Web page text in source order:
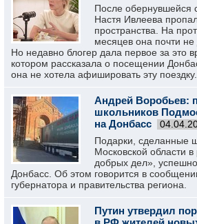
После обернувшейся
Настя Ивлеева
пространства. На
месяцев она почти не
Но недавно блогер дала первое за это
котором рассказала о посещении
она не хотела афишировать эту поездку.
Андрей Воробьев:
школьников
на Донбасс
Подарки, сделанные
Московской области
добрых дел»,
Донбасс. Об этом говорится в
губернатора и правительства региона.
Путин утвердил